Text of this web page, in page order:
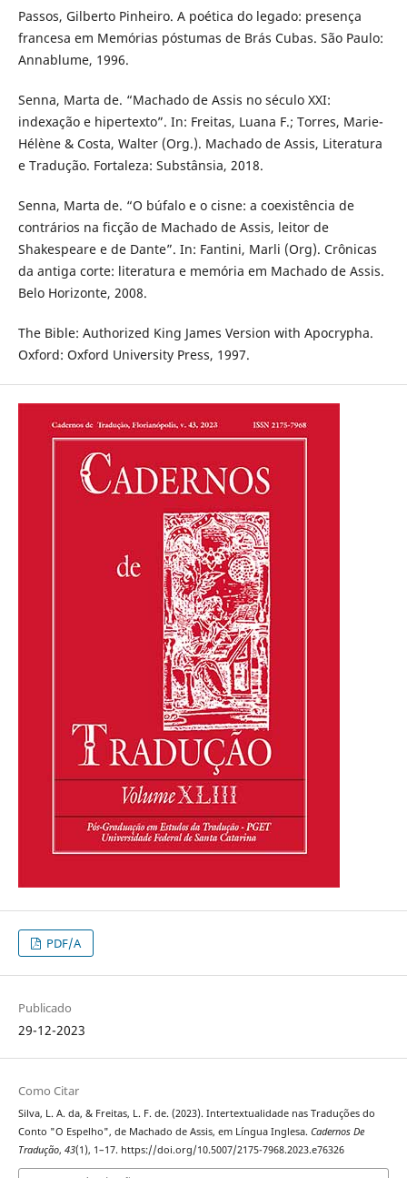
Passos, Gilberto Pinheiro. A poética do legado: presença
francesa em Memórias póstumas de Brás Cubas. São Paulo:
Annablume, 1996.
Senna, Marta de. “Machado de Assis no século XXI:
indexação e hipertexto”. In: Freitas, Luana F.; Torres, Marie-
Hélène & Costa, Walter (Org.). Machado de Assis, Literatura
e Tradução. Fortaleza: Substânsia, 2018.
Senna, Marta de. “O búfalo e o cisne: a coexistência de
contrários na ficção de Machado de Assis, leitor de
Shakespeare e de Dante”. In: Fantini, Marli (Org). Crônicas
da antiga corte: literatura e memória em Machado de Assis.
Belo Horizonte, 2008.
The Bible: Authorized King James Version with Apocrypha.
Oxford: Oxford University Press, 1997.
PDF/A
Publicado
29-12-2023
Como Citar
Silva, L. A. da, & Freitas, L. F. de. (2023). Intertextualidade nas Traduções do
Conto "O Espelho", de Machado de Assis, em Língua Inglesa. Cadernos De
Tradução, 43(1), 1–17. https://doi.org/10.5007/2175-7968.2023.e76326